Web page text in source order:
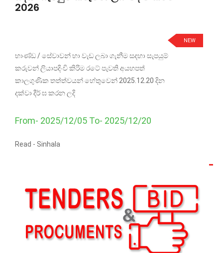
2026
NEW
භාණ්ඩ / සේවාවන් හා වැඩ ලබා ගැනීම සදහා සැපයුම්
කරුවන් ලියාපදිංචි කිරිම රටේ පැවති අයහපත්
කාලගුණික තත්ත්වයන් හේතුවෙන් 2025.12.20 දින
දක්වා දීර් ඝ කරන ලදි
From- 2025/12/05 To- 2025/12/20
Read - Sinhala